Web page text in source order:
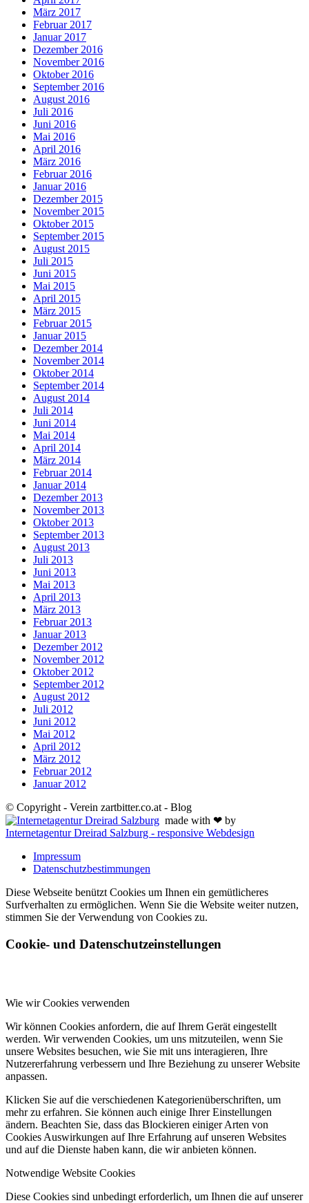
März 2017
Februar 2017
Januar 2017
Dezember 2016
November 2016
Oktober 2016
September 2016
August 2016
Juli 2016
Juni 2016
Mai 2016
April 2016
März 2016
Februar 2016
Januar 2016
Dezember 2015
November 2015
Oktober 2015
September 2015
August 2015
Juli 2015
Juni 2015
Mai 2015
April 2015
März 2015
Februar 2015
Januar 2015
Dezember 2014
November 2014
Oktober 2014
September 2014
August 2014
Juli 2014
Juni 2014
Mai 2014
April 2014
März 2014
Februar 2014
Januar 2014
Dezember 2013
November 2013
Oktober 2013
September 2013
August 2013
Juli 2013
Juni 2013
Mai 2013
April 2013
März 2013
Februar 2013
Januar 2013
Dezember 2012
November 2012
Oktober 2012
September 2012
August 2012
Juli 2012
Juni 2012
Mai 2012
April 2012
März 2012
Februar 2012
Januar 2012
© Copyright - Verein zartbitter.co.at - Blog
made with ❤ by
Internetagentur Dreirad Salzburg - responsive Webdesign
Impressum
Datenschutzbestimmungen
Diese Webseite benützt Cookies um Ihnen ein gemütlicheres
Surfverhalten zu ermöglichen. Wenn Sie die Website weiter nutzen,
stimmen Sie der Verwendung von Cookies zu.
Cookie- und Datenschutzeinstellungen
Wie wir Cookies verwenden
Wir können Cookies anfordern, die auf Ihrem Gerät eingestellt
werden. Wir verwenden Cookies, um uns mitzuteilen, wenn Sie
unsere Websites besuchen, wie Sie mit uns interagieren, Ihre
Nutzererfahrung verbessern und Ihre Beziehung zu unserer Website
anpassen.
Klicken Sie auf die verschiedenen Kategorienüberschriften, um
mehr zu erfahren. Sie können auch einige Ihrer Einstellungen
ändern. Beachten Sie, dass das Blockieren einiger Arten von
Cookies Auswirkungen auf Ihre Erfahrung auf unseren Websites
und auf die Dienste haben kann, die wir anbieten können.
Notwendige Website Cookies
Diese Cookies sind unbedingt erforderlich, um Ihnen die auf unserer